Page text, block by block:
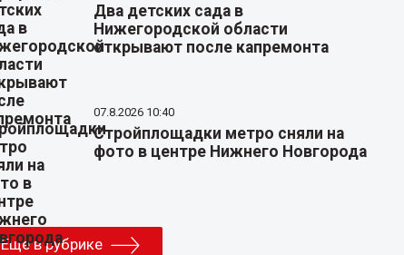
Два детских сада в
Нижегородской области
открывают после капремонта
07.8.2026 10:40
Стройплощадки метро сняли на
фото в центре Нижнего Новгорода
Еще в рубрике